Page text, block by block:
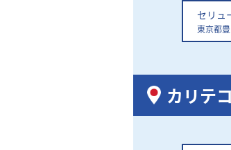
セリュ
東京都
カリテコ